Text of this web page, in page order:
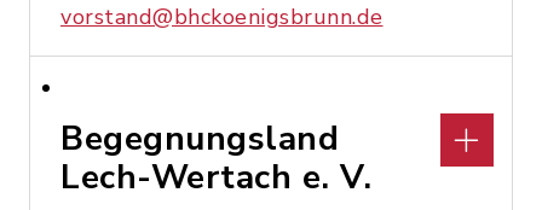
vorstand@bhckoenigsbrunn.de
Begegnungsland
Lech-Wertach e. V.